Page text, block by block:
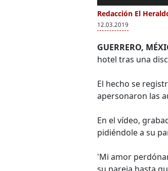
Redacción El
12.03.2019
GUERRERO,
hotel tras una
El hecho se
apersonaron las
En el vídeo,
pidiéndole a su
'Mi amor